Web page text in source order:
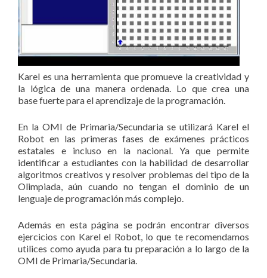
Karel es una herramienta que promueve la creatividad y
la lógica de una manera ordenada. Lo que crea una
base fuerte para el aprendizaje de la programación.
En la OMI de Primaria/Secundaria se utilizará Karel el
Robot en las primeras fases de exámenes prácticos
estatales e incluso en la nacional. Ya que permite
identificar a estudiantes con la habilidad de desarrollar
algoritmos creativos y resolver problemas del tipo de la
Olimpiada, aún cuando no tengan el dominio de un
lenguaje de programación más complejo.
Además en esta página se podrán encontrar diversos
ejercicios con Karel el Robot, lo que te recomendamos
utilices como ayuda para tu preparación a lo largo de la
OMI de Primaria/Secundaria.